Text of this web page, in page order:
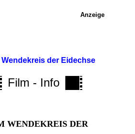
der Eidechse
Film - Info
WENDEKREIS DER
Anzeige